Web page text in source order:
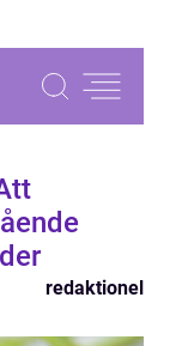
redaktionel